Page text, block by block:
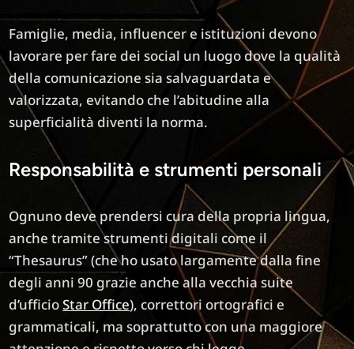
Famiglie, media, influencer e istituzioni devono
lavorare per fare dei social un luogo dove la qualità
della comunicazione sia salvaguardata e
valorizzata, evitando che l’abitudine alla
superficialità diventi la norma.
Responsabilità e strumenti personali
Ognuno deve prendersi cura della propria lingua,
anche tramite strumenti digitali come il
“Thesaurus” (che ho usato largamente dalla fine
degli anni 90 grazie anche alla vecchia suite
d’ufficioStar Office), correttori ortografici e
grammaticali, ma soprattutto con una maggiore